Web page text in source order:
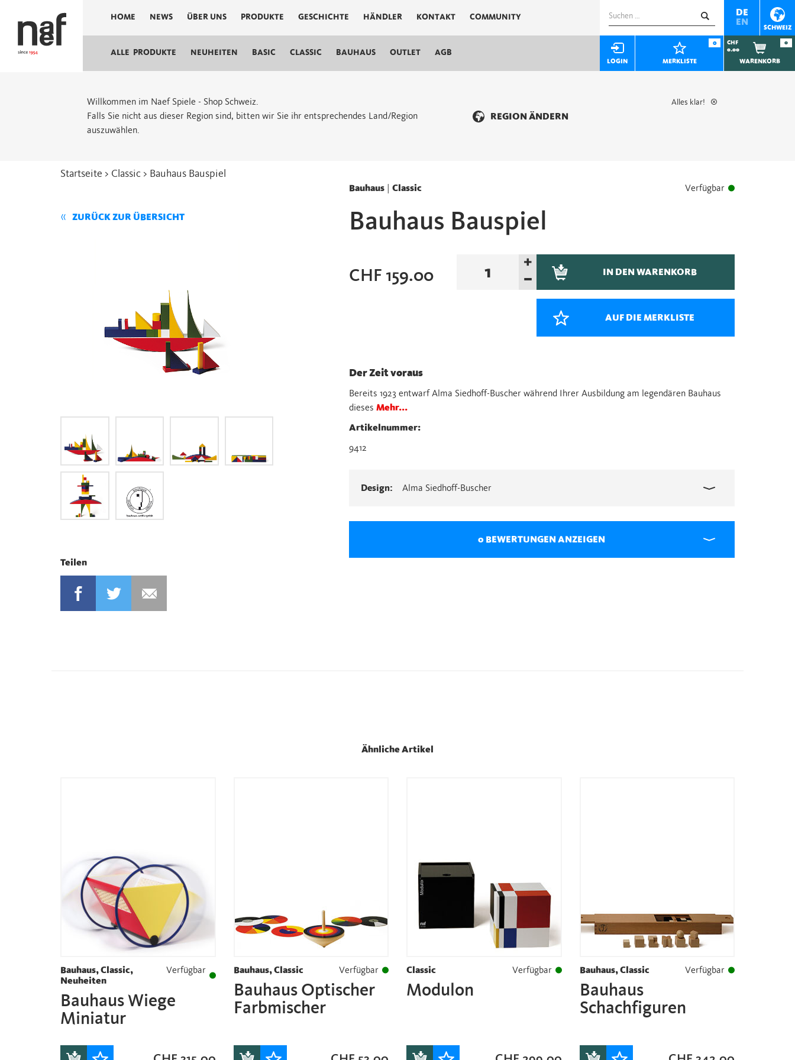
HOME NEWS ÜBER UNS PRODUKTE GESCHICHTE HÄNDLER KONTAKT COMMUNITY
DE
EN
SCHWEIZ
Suchen
nach:
ALLE PRODUKTE NEUHEITEN BASIC CLASSIC BAUHAUS OUTLET AGB
LOGIN MERKLISTE
0
CHF
0.00
WARENKORB
0
Willkommen im Naef Spiele - Shop Schweiz.
Falls Sie nicht aus dieser Region sind, bitten wir Sie ihr entsprechendes Land/Region
auszuwählen.
REGION ÄNDERN
Alles klar!
Startseite > Classic > Bauhaus Bauspiel
ZURÜCK ZUR ÜBERSICHT
Teilen
FACEBOOKTWITTER MAIL
Bauhaus| Classic Verfügbar
Bauhaus Bauspiel
CHF 159.00
+
–
IN DEN WARENKORB
AUF DIE MERKLISTE
Der Zeit voraus
Bereits 1923 entwarf Alma Siedhoff-Buscher während Ihrer Ausbildung am legendären Bauhaus
dieses Mehr...
Artikelnummer:
9412
Design: Alma Siedhoff-Buscher
0 BEWERTUNGEN ANZEIGEN
Ähnliche Artikel
Bauhaus, Classic,
Neuheiten
Verfügbar
Bauhaus Wiege
Miniatur
Bauhaus, Classic Verfügbar
Bauhaus Optischer
Farbmischer
Classic Verfügbar
Modulon
Bauhaus, Classic Verfügbar
Bauhaus
Schachfiguren